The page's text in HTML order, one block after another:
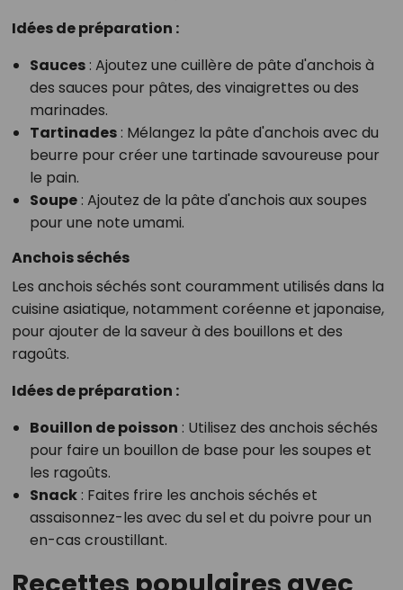
Idées de préparation :
Sauces: Ajoutez une cuillère de pâte d'anchois à
des sauces pour pâtes, des vinaigrettes ou des
marinades.
Tartinades: Mélangez la pâte d'anchois avec du
beurre pour créer une tartinade savoureuse pour
le pain.
Soupe: Ajoutez de la pâte d'anchois aux soupes
pour une note umami.
Anchois séchés
Les anchois séchés sont couramment utilisés dans la
cuisine asiatique, notamment coréenne et japonaise,
pour ajouter de la saveur à des bouillons et des
ragoûts.
Idées de préparation :
Bouillon de poisson : Utilisez des anchois séchés
pour faire un bouillon de base pour les soupes et
les ragoûts.
Snack: Faites frire les anchois séchés et
assaisonnez-les avec du sel et du poivre pour un
en-cas croustillant.